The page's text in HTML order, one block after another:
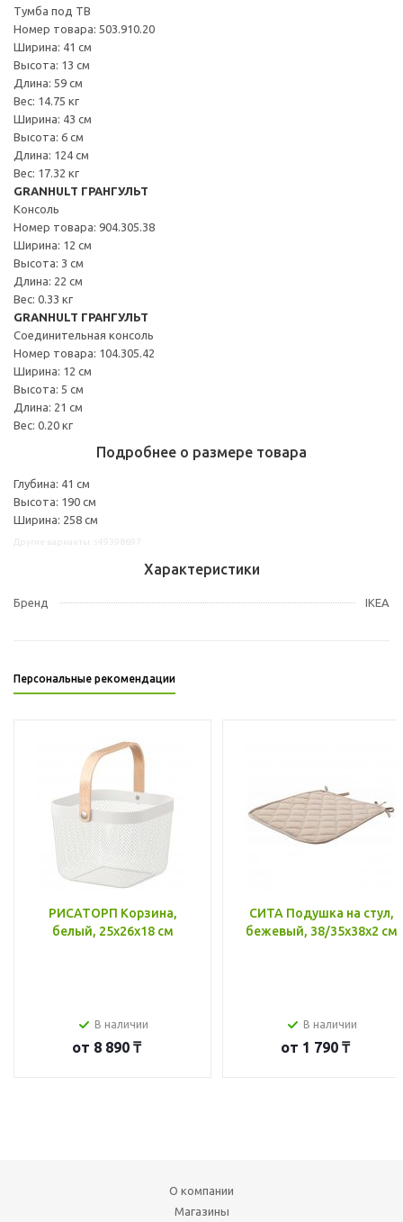
Тумба под ТВ
Номер товара: 503.910.20
Ширина: 41 см
Высота: 13 см
Длина: 59 см
Вес: 14.75 кг
Ширина: 43 см
Высота: 6 см
Длина: 124 см
Вес: 17.32 кг
GRANHULT ГРАНГУЛЬТ
Консоль
Номер товара: 904.305.38
Ширина: 12 см
Высота: 3 см
Длина: 22 см
Вес: 0.33 кг
GRANHULT ГРАНГУЛЬТ
Соединительная консоль
Номер товара: 104.305.42
Ширина: 12 см
Высота: 5 см
Длина: 21 см
Вес: 0.20 кг
Подробнее о размере товара
Глубина: 41 см
Высота: 190 см
Ширина: 258 см
Характеристики
Бренд IKEA
Персональные рекомендации
РИСАТОРП Корзина,
белый, 25x26x18 см
В наличии
от 8 890 ₸
СИТА Подушка на стул,
бежевый, 38/35x38x2 см
В наличии
от 1 790 ₸
О компании
Магазины